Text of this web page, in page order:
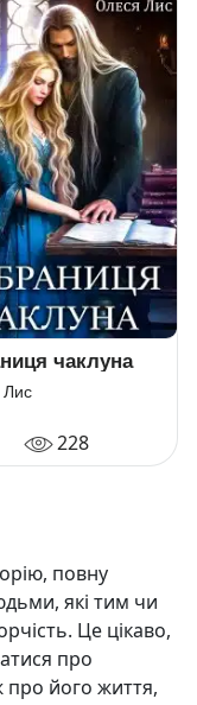
чаклуна
228
повну
які тим чи
Це цікаво,
про
його життя,